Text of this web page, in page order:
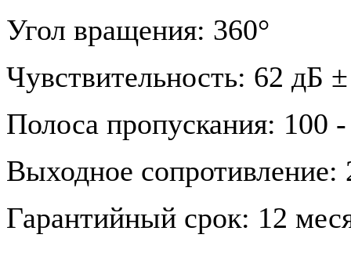
Угол вращения: 360°
Чувствительность: 62 дБ
Полоса пропускания: 100
Выходное
Гарантийный срок: 12